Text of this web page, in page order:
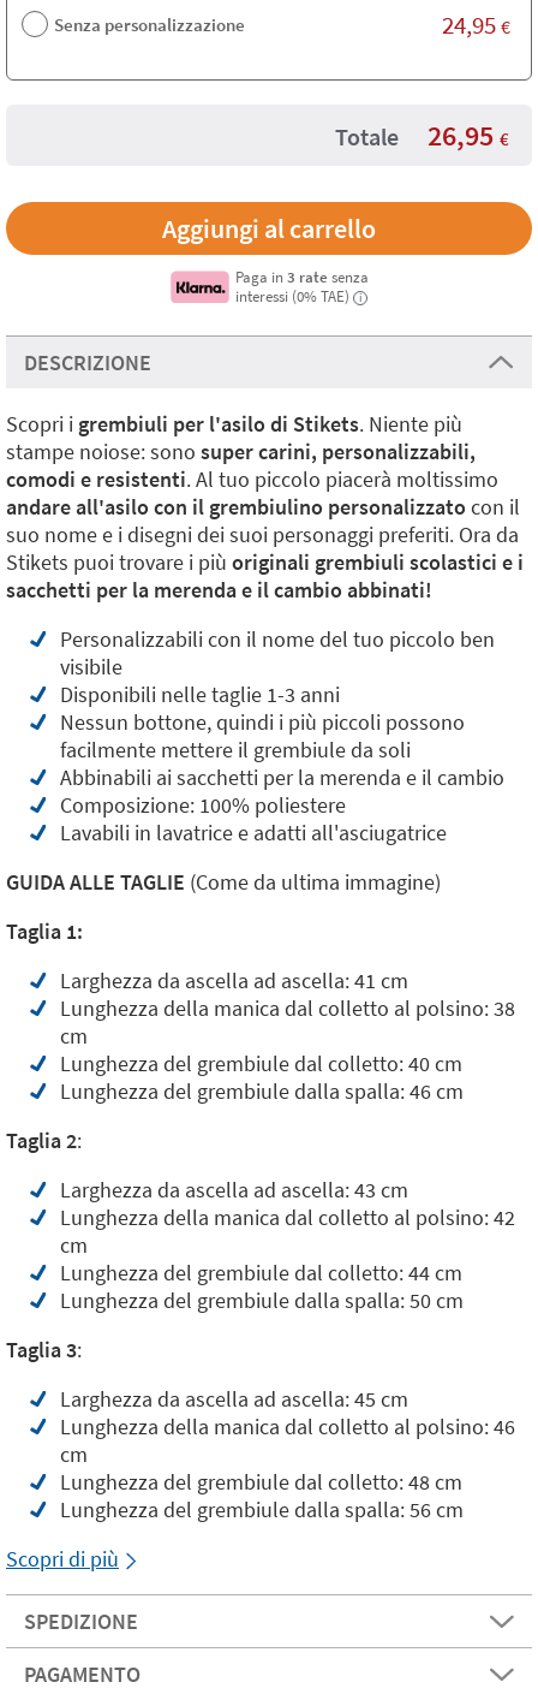
Senza personalizzazione 24,95 €
Totale 26,95 €
Paga in 3 rate senza
interessi (0% TAE)
i
DESCRIZIONE
Scopri i grembiuli per l'asilo di Stikets. Niente più
stampe noiose: sono super carini, personalizzabili,
comodi e resistenti. Al tuo piccolo piacerà moltissimo
andareall'asilo con il grembiulino personalizzatocon il
suo nome e i disegni dei suoi personaggi preferiti. Ora da
Stikets puoi trovare i più originali grembiuli scolastici e i
sacchetti per la merenda e il cambio abbinati!
Personalizzabili con il nome del tuo piccolo ben
visibile
Disponibili nelle taglie 1-3 anni
Nessun bottone, quindi i più piccoli possono
facilmente mettere il grembiule da soli
Abbinabili ai sacchetti per la merenda e il cambio
Composizione: 100% poliestere
Lavabili in lavatrice e adatti all'asciugatrice
GUIDA ALLE TAGLIE (Come da ultima immagine)
Taglia 1:
Larghezza da ascella ad ascella: 41 cm
Lunghezza della manica dal colletto al polsino: 38
cm
Lunghezza del grembiule dal colletto: 40 cm
Lunghezza del grembiule dalla spalla: 46 cm
Taglia 2:
Larghezza da ascella ad ascella: 43 cm
Lunghezza della manica dal colletto al polsino: 42
cm
Lunghezza del grembiule dal colletto: 44 cm
Lunghezza del grembiule dalla spalla: 50 cm
Taglia 3:
Larghezza da ascella ad ascella: 45 cm
Lunghezza della manica dal colletto al polsino: 46
cm
Lunghezza del grembiule dal colletto: 48 cm
Lunghezza del grembiule dalla spalla: 56 cm
Scopri di più
SPEDIZIONE
PAGAMENTO